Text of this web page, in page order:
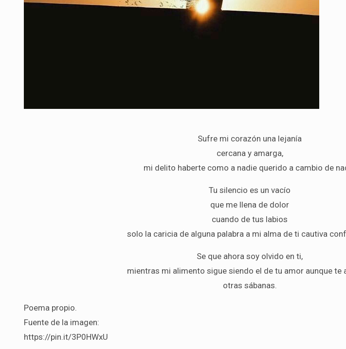
Sufre mi corazón una lejanía
cercana y amarga,
mi delito haberte como a nadie querido a cambio de
Tu silencio es un vacío
que me llena de dolor
cuando de tus labios
solo la caricia de alguna palabra a mi alma de ti cautiva
Se que ahora soy olvido en ti,
mientras mi alimento sigue siendo el de tu amor aunque te
otras sábanas.
Poema propio.
Fuente de la imagen:
https://pin.it/3P0HWxU